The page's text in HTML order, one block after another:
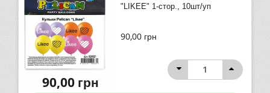
"LIKEE" 1-стор., 10шт/уп
90,00 грн
90,00грн